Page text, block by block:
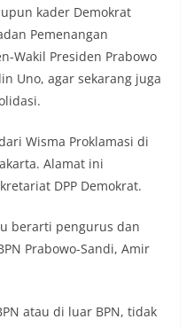
kader Demokrat
Pemenangan
Wakil Presiden Prabowo
Uno, agar sekarang juga
Wisma Proklamasi di
Alamat ini
DPP Demokrat.
berarti pengurus dan
Prabowo-Sandi, Amir
atau di luar BPN, tidak